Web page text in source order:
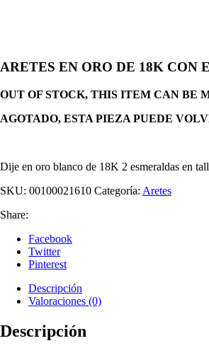
ARETES EN ORO DE 18K CON
OUT OF STOCK, THIS ITEM CAN BE
AGOTADO, ESTA PIEZA PUEDE
Dije en oro blanco de 18K 2 esmeraldas en
SKU: 00100021610 Categoría: Aretes
Share:
Facebook
Twitter
Pinterest
Descripción
Valoraciones (0)
Descripción